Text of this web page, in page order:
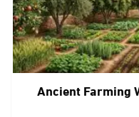
Ancient Farming